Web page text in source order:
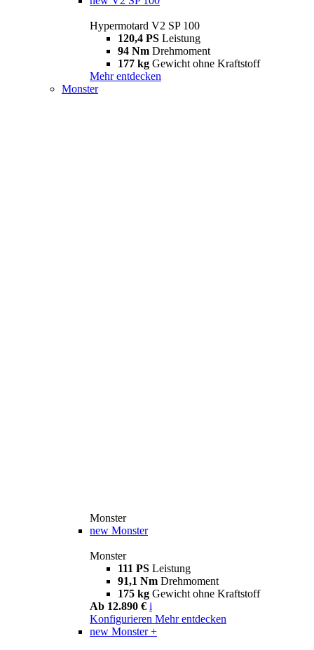
Hypermotard V2 SP 100
120,4 PS Leistung
94 Nm Drehmoment
177 kg Gewicht ohne Kraftstoff
Mehr entdecken
Monster
Monster
new Monster
Monster
111 PS Leistung
91,1 Nm Drehmoment
175 kg Gewicht ohne Kraftstoff
Ab 12.890 € i
Konfigurieren Mehr entdecken
new Monster +